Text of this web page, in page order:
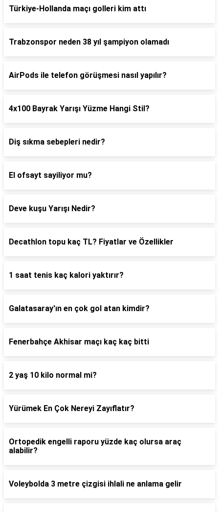
Türkiye-Hollanda maçı golleri kim attı
Trabzonspor neden 38 yıl şampiyon olamadı
AirPods ile telefon görüşmesi nasıl yapılır?
4x100 Bayrak Yarışı Yüzme Hangi Stil?
Diş sıkma sebepleri nedir?
El ofsayt sayiliyor mu?
Deve kuşu Yarışı Nedir?
Decathlon topu kaç TL? Fiyatlar ve Özellikler
1 saat tenis kaç kalori yaktırır?
Galatasaray'ın en çok gol atan kimdir?
Fenerbahçe Akhisar maçı kaç kaç bitti
2 yaş 10 kilo normal mi?
Yürümek En Çok Nereyi Zayıflatır?
Ortopedik engelli raporu yüzde kaç olursa araç
alabilir?
Voleybolda 3 metre çizgisi ihlali ne anlama gelir